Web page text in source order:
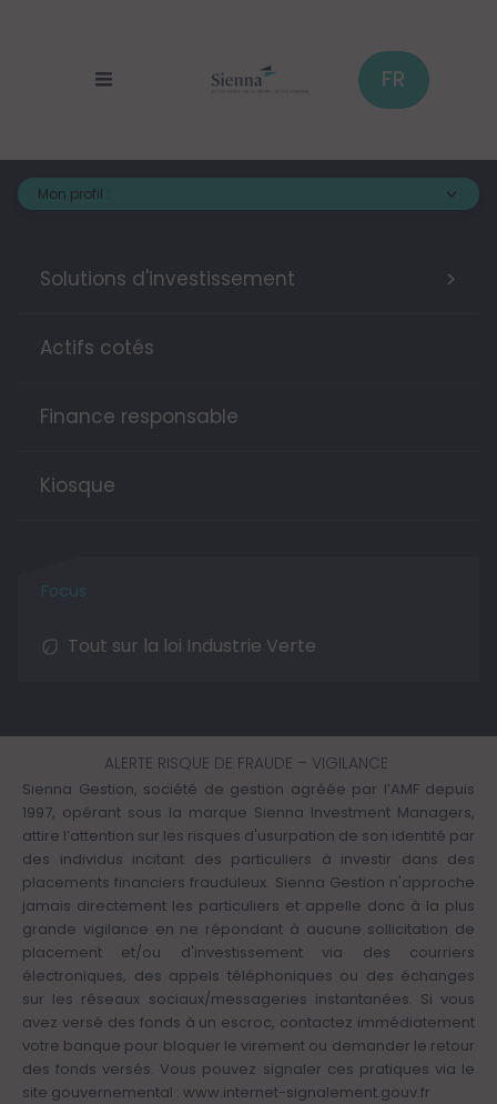
FR
Mon profil :
Solutions d'investissement >
Actifs cotés
Finance responsable
Kiosque
Tout sur la loi Industrie Verte
ALERTE RISQUE DE FRAUDE – VIGILANCE
Sienna Gestion, société de gestion agréée par l’AMF depuis
1997, opérant sous la marque Sienna Investment Managers,
attire l’attention sur les risques d'usurpation de son identité par
des individus incitant des particuliers à investir dans des
placements financiers frauduleux. Sienna Gestion n'approche
jamais directement les particuliers et appelle donc à la plus
grande vigilance en ne répondant à aucune sollicitation de
placement et/ou d'investissement via des courriers
électroniques, des appels téléphoniques ou des échanges
sur les réseaux sociaux/messageries instantanées. Si vous
avez versé des fonds à un escroc, contactez immédiatement
votre banque pour bloquer le virement ou demander le retour
des fonds versés. Vous pouvez signaler ces pratiques via le
site gouvernemental : www.internet-signalement.gouv.fr